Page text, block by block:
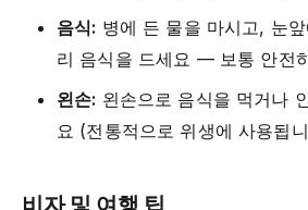
음식: 병에 든 물을 마시고, 눈
리 음식을 드세요 — 보통 안전
왼손: 왼손으로 음식을 먹거나
요 (전통적으로 위생에 사용됩
비자 및 여행 팁